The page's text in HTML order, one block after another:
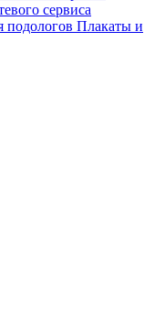
сервиса
Плакаты и